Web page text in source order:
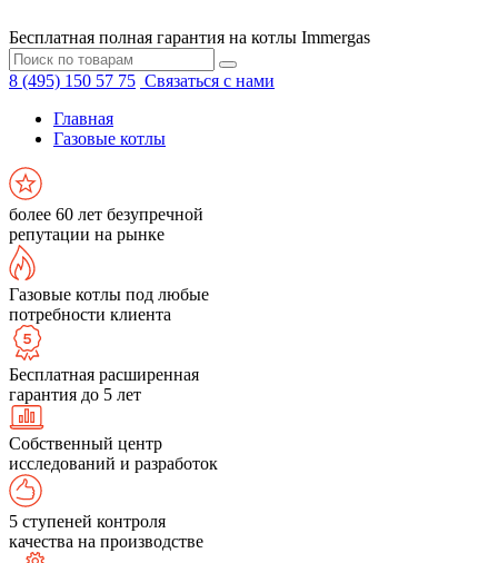
Бесплатная полная гарантия на котлы Immergas
8 (495) 150 57 75 Связаться с нами
Главная
Газовые котлы
более 60 лет безупречной
репутации на рынке
Газовые котлы под любые
потребности клиента
Бесплатная расширенная
гарантия до 5 лет
Собственный центр
исследований и разработок
5 ступеней контроля
качества на производстве